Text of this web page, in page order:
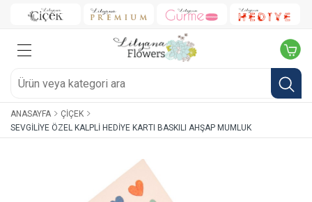
ANASAYFA
ÇIÇEK
SEVGILIYE ÖZEL KALPLI HEDIYE KARTI BASKILI AHŞAP MUMLUK